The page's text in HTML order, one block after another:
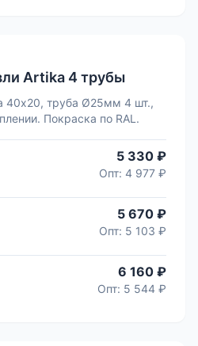
Artika 4 трубы
40х20, труба Ø25мм 4 шт.,
Покраска по RAL.
5 330 ₽
Опт: 4 977 ₽
5 670 ₽
Опт: 5 103 ₽
6 160 ₽
Опт: 5 544 ₽